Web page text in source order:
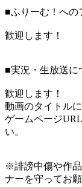
■ふりーむ！への
歓迎します！
■実況・生放送に
歓迎します！
動画のタイトル
ゲームページ
い。
※誹謗中傷や作
ナーを守ってお願